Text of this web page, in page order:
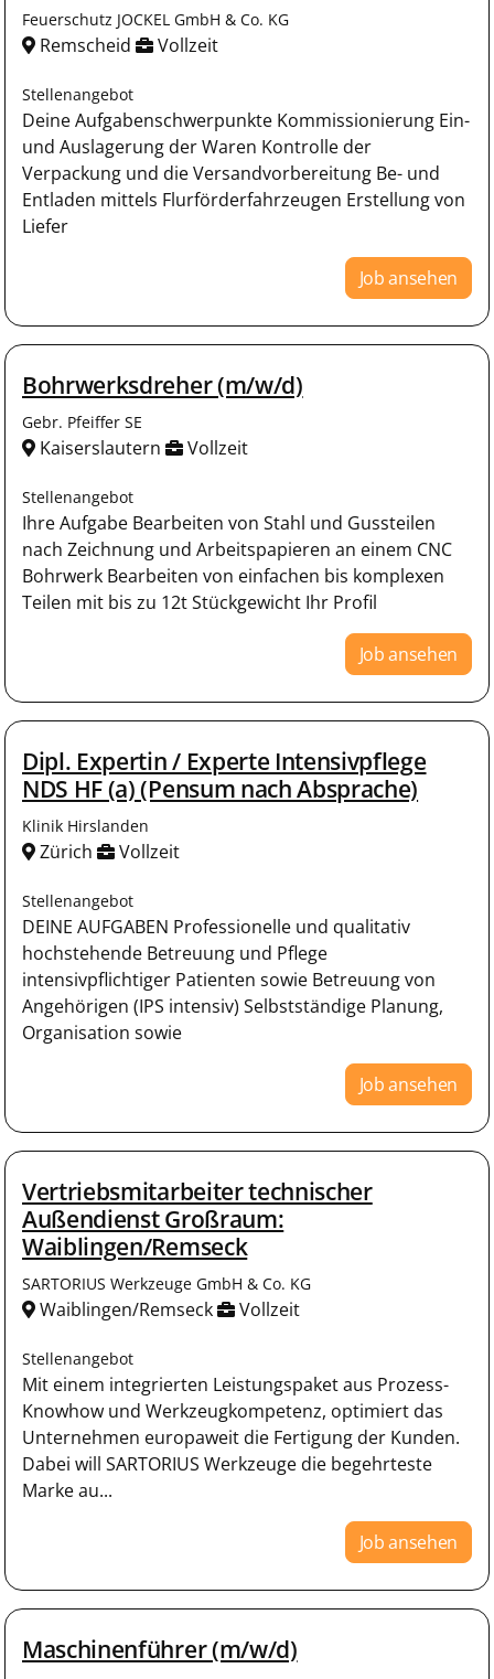
Feuerschutz JOCKEL GmbH & Co. KG
Remscheid Vollzeit
Stellenangebot
Deine Aufgabenschwerpunkte Kommissionierung Ein-
und Auslagerung der Waren Kontrolle der
Verpackung und die Versandvorbereitung Be- und
Entladen mittels Flurförderfahrzeugen Erstellung von
Liefer
Job ansehen
Bohrwerksdreher (m/w/d)
Gebr. Pfeiffer SE
Kaiserslautern Vollzeit
Stellenangebot
Ihre Aufgabe Bearbeiten von Stahl und Gussteilen
nach Zeichnung und Arbeitspapieren an einem CNC
Bohrwerk Bearbeiten von einfachen bis komplexen
Teilen mit bis zu 12t Stückgewicht Ihr Profil
Job ansehen
Dipl. Expertin / Experte Intensivpflege
NDS HF (a) (Pensum nach Absprache)
Klinik Hirslanden
Zürich Vollzeit
Stellenangebot
DEINE AUFGABEN Professionelle und qualitativ
hochstehende Betreuung und Pflege
intensivpflichtiger Patienten sowie Betreuung von
Angehörigen (IPS intensiv) Selbstständige Planung,
Organisation sowie
Job ansehen
Vertriebsmitarbeiter technischer
Außendienst Großraum:
Waiblingen/Remseck
SARTORIUS Werkzeuge GmbH & Co. KG
Waiblingen/Remseck Vollzeit
Stellenangebot
Mit einem integrierten Leistungspaket aus Prozess-
Knowhow und Werkzeugkompetenz, optimiert das
Unternehmen europaweit die Fertigung der Kunden.
Dabei will SARTORIUS Werkzeuge die begehrteste
Marke au...
Job ansehen
Maschinenführer (m/w/d)